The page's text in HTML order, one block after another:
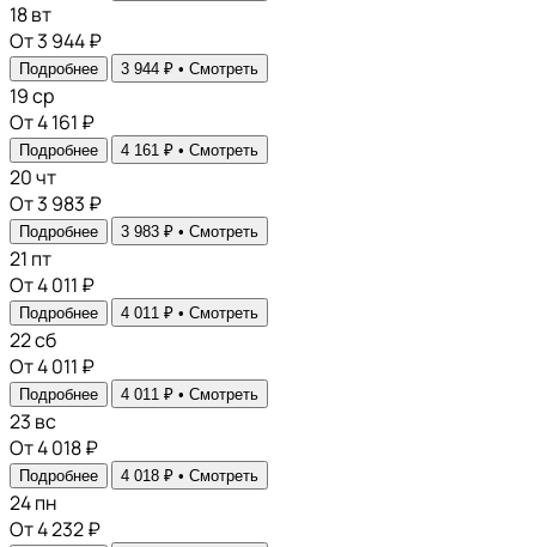
18вт
От 3 944 ₽
Подробнее 3 944 ₽ • Смотреть
19ср
От 4 161 ₽
Подробнее 4 161 ₽ • Смотреть
20чт
От 3 983 ₽
Подробнее 3 983 ₽ • Смотреть
21 пт
От 4 011 ₽
Подробнее 4 011 ₽ • Смотреть
22сб
От 4 011 ₽
Подробнее 4 011 ₽ • Смотреть
23 вс
От 4 018 ₽
Подробнее 4 018 ₽ • Смотреть
24пн
От 4 232 ₽